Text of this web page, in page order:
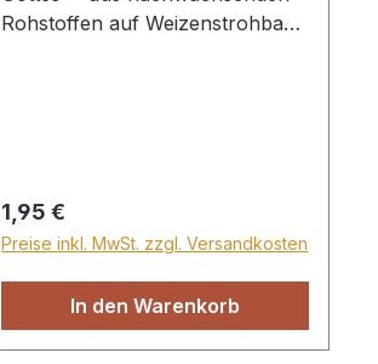
Rohstoffen auf Weizenstrohbasis
Regulärer Preis:
1,95 €
Preise inkl. MwSt. zzgl. Versandkosten
In den Warenkorb